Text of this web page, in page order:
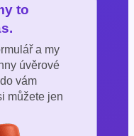
to
a my
úvěrové
vám
můžete jen